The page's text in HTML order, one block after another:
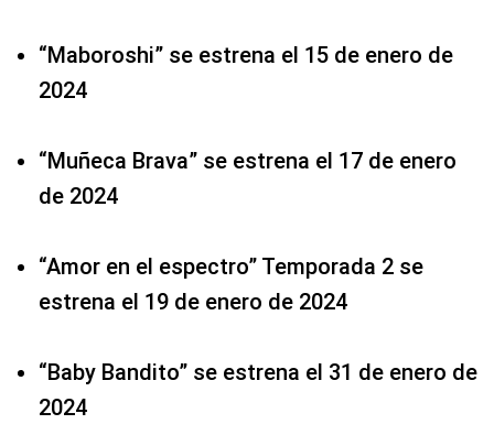
“Maboroshi” se estrena el 15 de enero de
2024
“Muñeca Brava” se estrena el 17 de enero
de 2024
“Amor en el espectro” Temporada 2 se
estrena el 19 de enero de 2024
“Baby Bandito” se estrena el 31 de enero de
2024